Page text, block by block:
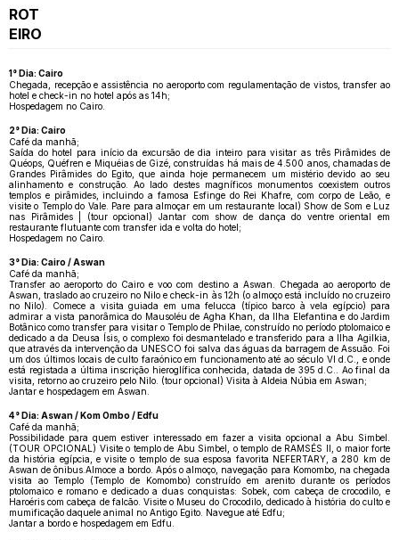
ROT
EIRO
1° Dia: Cairo
Chegada, recepção e assistência no aeroporto com regulamentação de vistos, transfer ao
hotel e check-in no hotel após as 14h;
Hospedagem no Cairo.
2° Dia: Cairo
Café da manhã;
Saída do hotel para início da excursão de dia inteiro para visitar as três Pirâmides de
Quéops, Quéfren e Miquéias de Gizé, construídas há mais de 4.500 anos, chamadas de
Grandes Pirâmides do Egito, que ainda hoje permanecem um mistério devido ao seu
alinhamento e construção. Ao lado destes magníficos monumentos coexistem outros
templos e pirâmides, incluindo a famosa Esfinge do Rei Khafre, com corpo de Leão, e
visite o Templo do Vale. Pare para almoçar em um restaurante local) Show de Som e Luz
nas Pirâmides | (tour opcional) Jantar com show de dança do ventre oriental em
restaurante flutuante com transfer ida e volta do hotel;
Hospedagem no Cairo.
3° Dia: Cairo / Aswan
Café da manhã;
Transfer ao aeroporto do Cairo e voo com destino a Aswan. Chegada ao aeroporto de
Aswan, traslado ao cruzeiro no Nilo e check-in às 12h (o almoço está incluído no cruzeiro
no Nilo). Comece a visita guiada em uma felucca (típico barco à vela egípcio) para
admirar a vista panorâmica do Mausoléu de Agha Khan, da Ilha Elefantina e do Jardim
Botânico como transfer para visitar o Templo de Philae, construído no período ptolomaico e
dedicado a da Deusa Ísis, o complexo foi desmantelado e transferido para a Ilha Agilkia,
que através da intervenção da UNESCO foi salva das águas da barragem de Assuão. Foi
um dos últimos locais de culto faraónico em funcionamento até ao século VI d.C., e onde
está registada a última inscrição hieroglífica conhecida, datada de 395 d.C.. Ao final da
visita, retorno ao cruzeiro pelo Nilo. (tour opcional) Visita à Aldeia Núbia em Aswan;
Jantar e hospedagem em Aswan.
4° Dia: Aswan / Kom Ombo / Edfu
Café da manhã;
Possibilidade para quem estiver interessado em fazer a visita opcional a Abu Simbel.
(TOUR OPCIONAL) Visite o templo de Abu Simbel, o templo de RAMSÉS II, o maior forte
da história egípcia, e visite o templo de sua esposa favorita NEFERTARY, a 280 km de
Aswan de ônibus.Almoce a bordo. Após o almoço, navegação para Komombo, na chegada
visita ao Templo (Templo de Komombo) construído em arenito durante os períodos
ptolomaico e romano e dedicado a duas conquistas: Sobek, com cabeça de crocodilo, e
Haroéris com cabeça de falcão. Visite o Museu do Crocodilo, dedicado à história do culto e
mumificação daquele animal no Antigo Egito. Navegue até Edfu;
Jantar a bordo e hospedagem em Edfu.